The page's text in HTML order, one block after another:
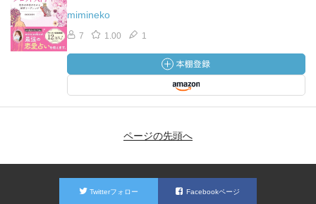
mimineko
7 1.00 1
ページの先頭へ
Twitterフォロー Facebookページ